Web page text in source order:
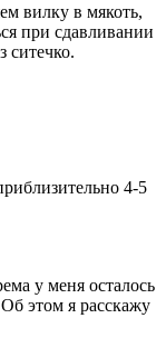
вилку в мякоть,
при сдавливании
ситечко.
4-5
у меня осталось
этом я расскажу